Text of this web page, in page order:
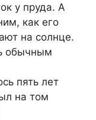
у пруда. А
как его
на солнце.
обычным
пять лет
на том